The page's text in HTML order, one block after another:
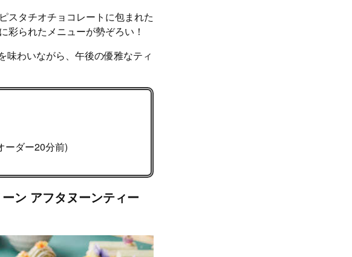
スタチオチョコレートに包まれた
彩られたメニューが勢ぞろい！
味わいながら、午後の優雅なティ
ーダー20分前)
ン アフタヌーンティー